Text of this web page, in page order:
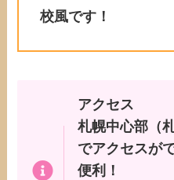
校風です！
アクセス
札幌中心部（
でアクセスが
便利！